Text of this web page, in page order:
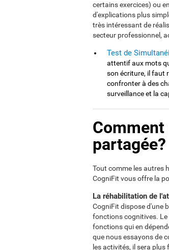
certains exercices) ou
d'explications plus
très intéressant de
secteur professionnel,
Test de
attentif aux mots
son écriture, il faut
confronter à des
surveillance et la
partagée?
Tout comme les autres
CogniFit vous offre la
La réhabilitation de
CogniFit dispose d'une
fonctions cognitives. Le
fonctions qui en
que nous essayons de
les activités, il sera